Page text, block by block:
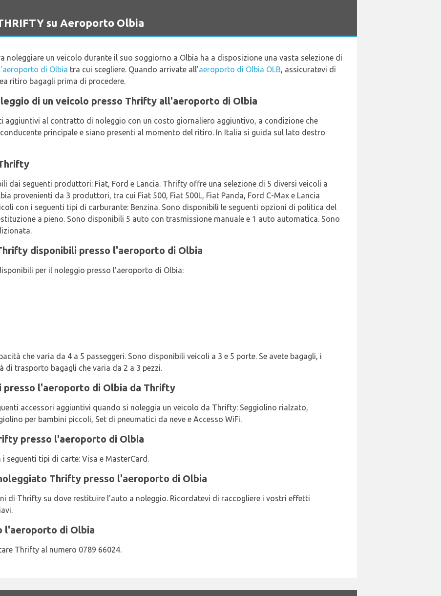
su Aeroporto Olbia
noleggiare un veicolo durante il suo soggiorno a Olbia ha a disposizione una vasta selezione di
di Olbia tra cui scegliere. Quando arrivate all'aeroporto di Olbia OLB, assicuratevi di
ritiro bagagli prima di procedere.
di un veicolo presso Thrifty all'aeroporto di Olbia
aggiuntivi al contratto di noleggio con un costo giornaliero aggiuntivo, a condizione che
principale e siano presenti al momento del ritiro. In Italia si guida sul lato destro
dai seguenti produttori: Fiat, Ford e Lancia. Thrifty offre una selezione di 5 diversi veicoli a
provenienti da 3 produttori, tra cui Fiat 500, Fiat 500L, Fiat Panda, Ford C-Max e Lancia
con i seguenti tipi di carburante: Benzina. Sono disponibili le seguenti opzioni di politica del
a pieno. Sono disponibili 5 auto con trasmissione manuale e 1 auto automatica. Sono
disponibili presso l'aeroporto di Olbia
per il noleggio presso l'aeroporto di Olbia:
che varia da 4 a 5 passeggeri. Sono disponibili veicoli a 3 e 5 porte. Se avete bagagli, i
di trasporto bagagli che varia da 2 a 3 pezzi.
presso l'aeroporto di Olbia da Thrifty
accessori aggiuntivi quando si noleggia un veicolo da Thrifty: Seggiolino rialzato,
per bambini piccoli, Set di pneumatici da neve e Accesso WiFi.
presso l'aeroporto di Olbia
seguenti tipi di carte: Visa e MasterCard.
Thrifty presso l'aeroporto di Olbia
di Thrifty su dove restituire l'auto a noleggio. Ricordatevi di raccogliere i vostri effetti
l'aeroporto di Olbia
Thrifty al numero 0789 66024.